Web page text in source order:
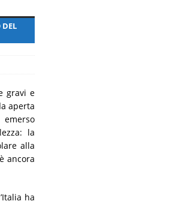
DEL
gravi e
aperta
la
alla
ancora
ha